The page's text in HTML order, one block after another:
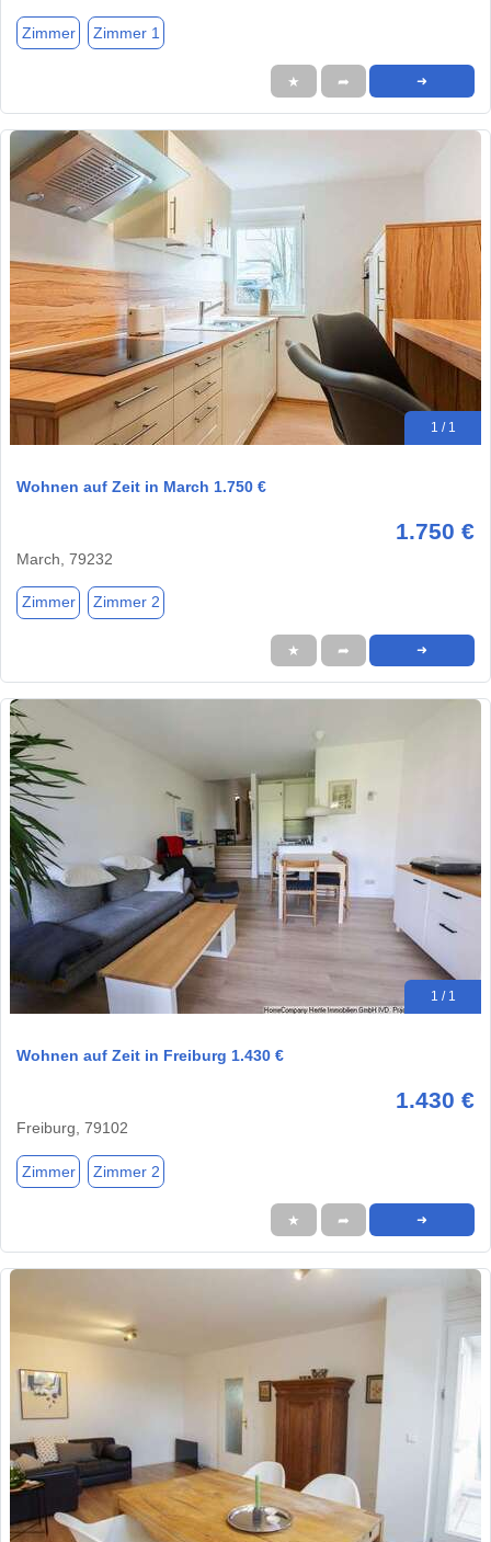
Zimmer Zimmer 1
★ ➦ ➜
1 / 1
Wohnen auf Zeit in March 1.750 €
1.750 €
March, 79232
Zimmer Zimmer 2
★ ➦ ➜
1 / 1
Wohnen auf Zeit in Freiburg 1.430 €
1.430 €
Freiburg, 79102
Zimmer Zimmer 2
★ ➦ ➜